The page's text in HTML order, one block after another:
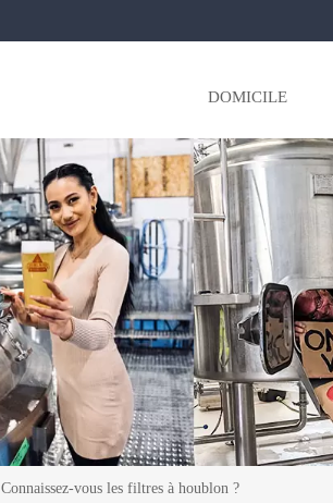
DOMICILE
Connaissez-vous les filtres à houblon ?